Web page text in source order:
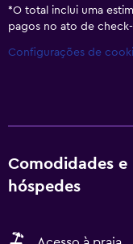
*O total inclui uma
pagos no ato de
Configurações de
Comodidades e
hóspedes